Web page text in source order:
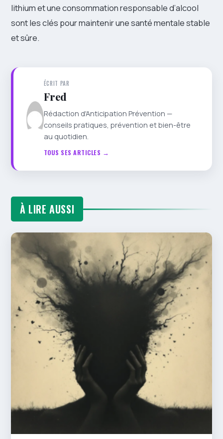
lithium et une consommation responsable d’alcool
sont les clés pour maintenir une santé mentale stable
et sûre.
ÉCRIT PAR
Fred
Rédaction d'Anticipation Prévention —
conseils pratiques, prévention et bien-être
au quotidien.
TOUS SES ARTICLES →
À LIRE AUSSI